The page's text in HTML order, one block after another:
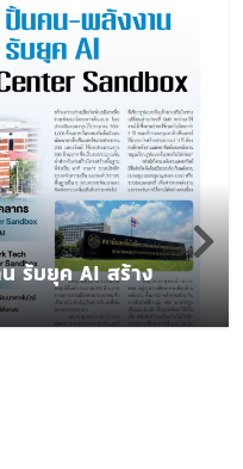
รับยุค AI สร้าง